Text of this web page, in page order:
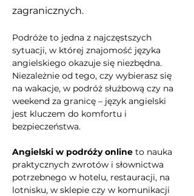
zagranicznych.
Podróże to jedna z najczęstszych
sytuacji, w której znajomość języka
angielskiego okazuje się niezbędna.
Niezależnie od tego, czy wybierasz się
na wakacje, w podróż służbową czy na
weekend za granicę – język angielski
jest kluczem do komfortu i
bezpieczeństwa.
Angielski w podróży online to nauka
praktycznych zwrotów i słownictwa
potrzebnego w hotelu, restauracji, na
lotnisku, w sklepie czy w komunikacji